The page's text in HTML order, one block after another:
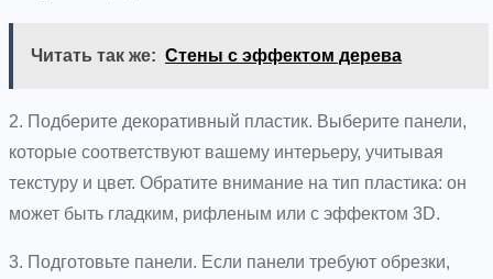
Читать так же: Стены с эффектом дерева
2. Подберите декоративный пластик. Выберите панели,
которые соответствуют вашему интерьеру, учитывая
текстуру и цвет. Обратите внимание на тип пластика: он
может быть гладким, рифленым или с эффектом 3D.
3. Подготовьте панели. Если панели требуют обрезки,